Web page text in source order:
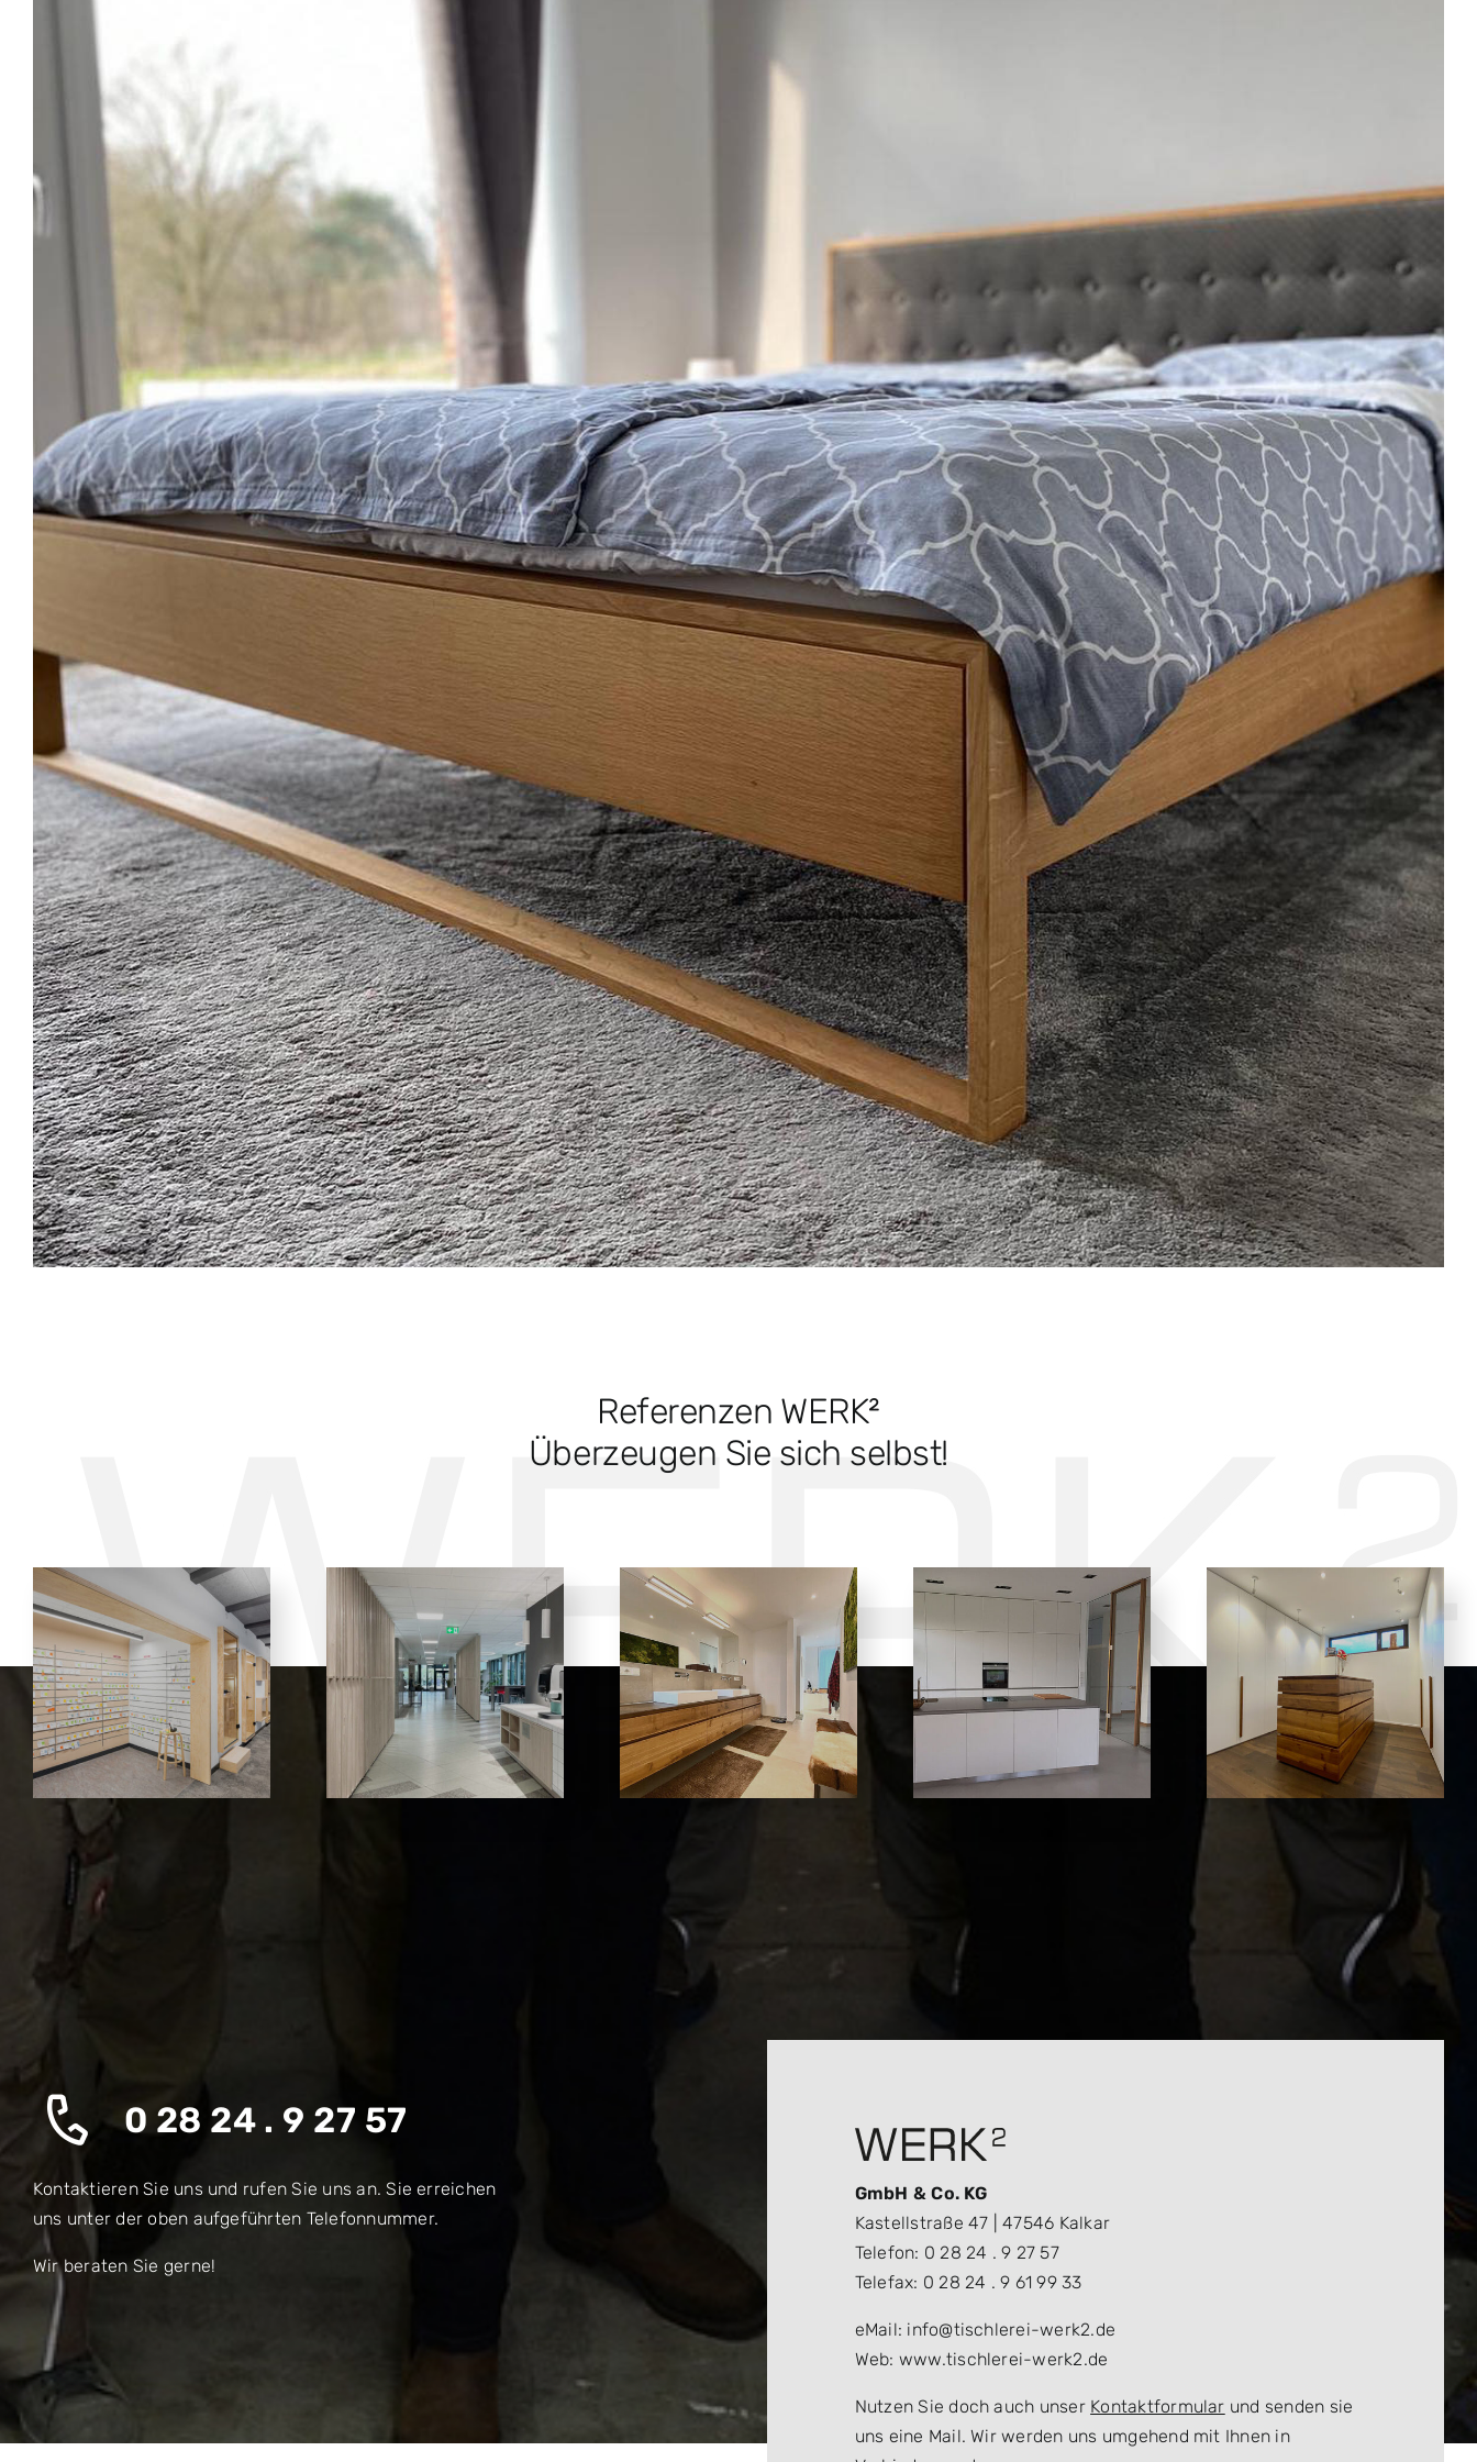
Referenzen WERK²
Überzeugen Sie sich selbst!
0 28 24 . 9 27 57
Kontaktieren Sie uns und rufen Sie uns an. Sie erreichen
uns unter der oben aufgeführten Telefonnummer.
Wir beraten Sie gerne!
GmbH & Co. KG
Kastellstraße 47 | 47546 Kalkar
Telefon: 0 28 24 . 9 27 57
Telefax: 0 28 24 . 9 61 99 33
eMail: info@tischlerei-werk2.de
Web: www.tischlerei-werk2.de
Nutzen Sie doch auch unser Kontaktformular und senden sie
uns eine Mail. Wir werden uns umgehend mit Ihnen in